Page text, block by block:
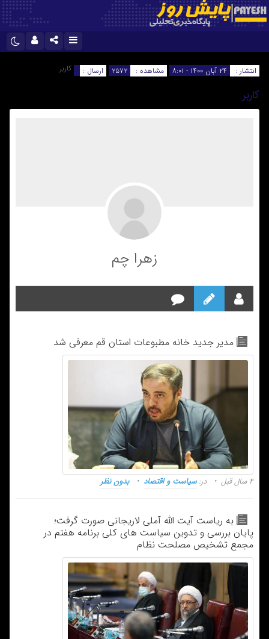
اینستاگرام
تلگرام
آپارات
اپلیکیشن رمز عبور
کاربر انتشار : ۲۴ آبان ۱۴۰۰ - ۸:۰۱ مشاهده : ۲۵۷۲ ارسال :
کاربر
زهرا چم
مدیر جدید خانه مطبوعات استان قم معرفی شد
۴ سال قبل در:سیاست و اقتصاد بدون نظر
به ریاست آیت الله آملی لاریجانی صورت گرفت؛
پایان بررسی و تدوین سیاست های کلی برنامه هفتم در
مجمع تشخیص مصلحت نظام